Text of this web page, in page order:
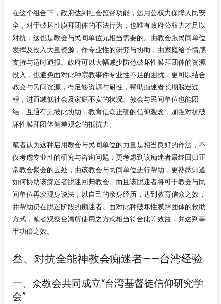
在这个组合下，政府达到社会监督功能，运用公权力保障人民安
全，对于破坏性膜拜团体的不法行为，也唯有政府公权力才足以
对抗，这也是教会与民间单位元相当需要的。由教会跟民间单位
发挥及投入大量资源，作专业性的研究与协助，由家庭给予情感
支持与适时通报。政府可以大幅减少防范破坏性膜拜团体的资源
投入，也避免面对此种宗教事件专业性不足的困扰，更可以结合
教会与民间资源，有足够资源与耐性，帮助痴迷者长期脱迷过
程，进而减低社会及家庭不安的状况。教会与民间单位也能团
结，互通有无彼此协助，教育信众正确的信仰观念，加强对抗破
坏性膜拜团体偏差观念的抵抗力。
笔者认为这种启用教会与民间单位的力量是相当良好的作法，不
仅考虑专业性的研究与咨询问题，更考虑到该痴迷者最终回归正
常教会聚会的去处，由该教会与民间单位进行帮助，更熟悉知道
如何协助该痴迷者脱迷回归教会。而且该脱迷者将可于教会与民
间单位再次现身说法，以自己的亲身经历，达到教育信众之效，
并帮助仍在脱迷阶段的痴迷者。面对此种破坏性膜拜团体的救助
方式，笔者观察台湾所使用之方式相当符合此等效益，并达到事
半功倍之效。
叁、对抗全能神教会痴迷者——台湾经验
一、众教会共同成立“台湾基督徒信仰研究学
会”